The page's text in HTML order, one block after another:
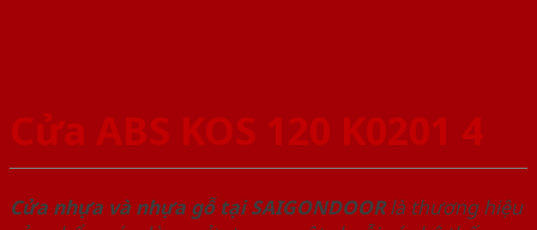
Cửa ABS KOS 120 K0201 4
Cửa nhựa và nhựa gỗ tại SAIGONDOORlà thương hiệu